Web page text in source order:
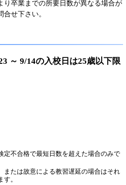
卒業までの所要日数が異なる場合が
せ下さい。
～ 9/14の入校日は25歳以下限
定不合格で最短日数を超えた場合のみで
または故意による教習遅延の場合はそれ
す。